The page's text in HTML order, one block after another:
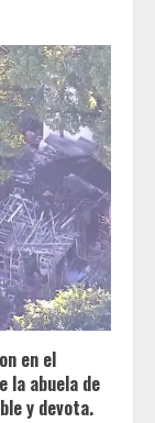
en el
la abuela de
y devota.